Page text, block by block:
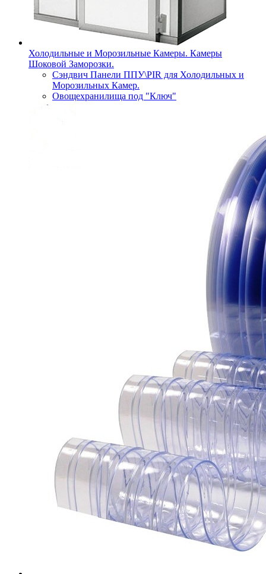
Холодильные и Морозильные Камеры. Камеры
Шоковой Заморозки.
Сэндвич Панели ППУ\PIR для Холодильных и
Морозильных Камер.
Овощехранилища под "Ключ"